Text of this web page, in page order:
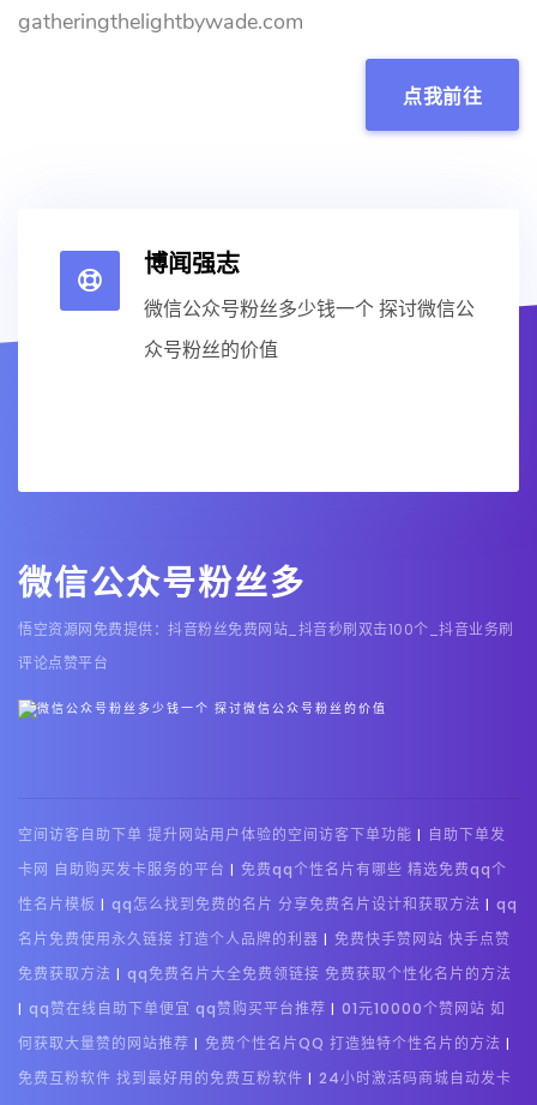
gatheringthelightbywade.com
点我前往
博闻强志
微信公众号粉丝多少钱一个 探讨微信公
众号粉丝的价值
微信公众号粉丝多
悟空资源网免费提供：抖音粉丝免费网站_抖音秒刷双击100个_抖音业务刷
评论点赞平台
空间访客自助下单 提升网站用户体验的空间访客下单功能
自助下单发
卡网 自助购买发卡服务的平台
免费qq个性名片有哪些 精选免费qq个
性名片模板
qq怎么找到免费的名片 分享免费名片设计和获取方法
qq
名片免费使用永久链接 打造个人品牌的利器
免费快手赞网站 快手点赞
免费获取方法
qq免费名片大全免费领链接 免费获取个性化名片的方法
qq赞在线自助下单便宜 qq赞购买平台推荐
01元10000个赞网站 如
何获取大量赞的网站推荐
免费个性名片QQ 打造独特个性名片的方法
免费互粉软件 找到最好用的免费互粉软件
24小时激活码商城自动发卡